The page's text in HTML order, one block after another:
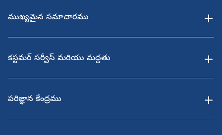
ముఖ్యమైన సమాచారము
కస్టమర్ సర్వీస్ మరియు మద్దతు
పరిజ్ఞాన కేంద్రము